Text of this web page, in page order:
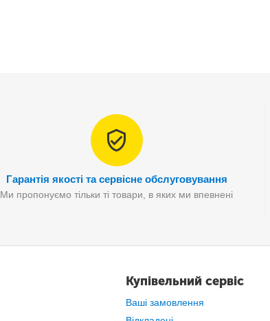
Гарантія якості та сервісне обслуговування
Ми пропонуємо тільки ті товари, в яких ми впевнені
Купівельний сервіс
Ваші замовлення